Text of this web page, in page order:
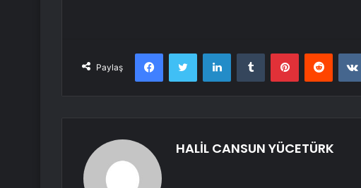
Paylaş
FacebookTwitter LinkedInTumblr PinterestReddit
HALİL CANSUN YÜCETÜRK